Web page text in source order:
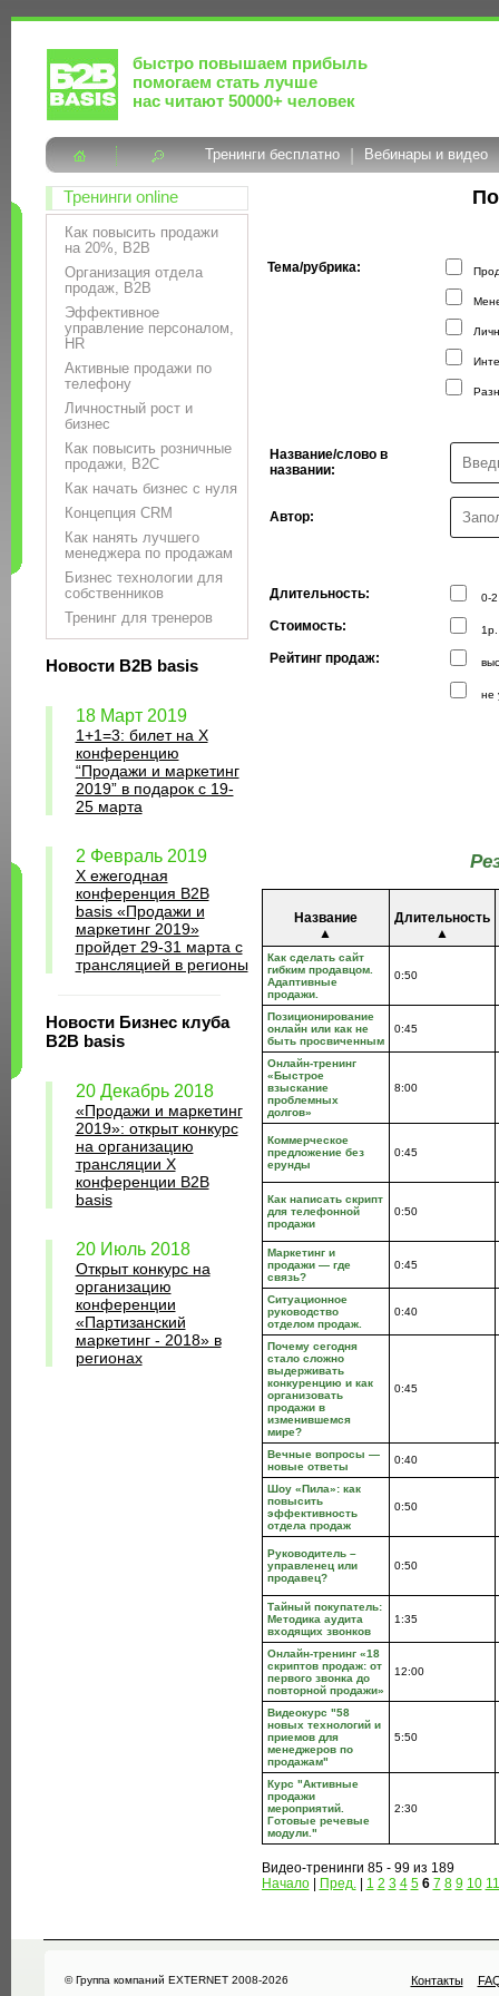
быстро повышаем прибыль
помогаем стать лучше
нас читают 50000+ человек
Тренинги бесплатно Вебинары и видео
Тренинги online
Как повысить продажи
на 20%, B2B
Организация отдела
продаж, B2B
Эффективное
управление персоналом,
HR
Активные продажи по
телефону
Личностный рост и
бизнес
Как повысить розничные
продажи, B2C
Как начать бизнес с нуля
Концепция CRM
Как нанять лучшего
менеджера по продажам
Бизнес технологии для
собственников
Тренинг для тренеров
Новости B2B basis
18 Март 2019
1+1=3: билет на Х
конференцию
“Продажи и маркетинг
2019” в подарок с 19-
25 марта
2 Февраль 2019
X ежегодная
конференция B2B
basis «Продажи и
маркетинг 2019»
пройдет 29-31 марта с
трансляцией в регионы
Новости Бизнес клуба
B2B basis
20 Декабрь 2018
«Продажи и маркетинг
2019»: открыт конкурс
на организацию
трансляции X
конференции B2B
basis
20 Июль 2018
Открыт конкурс на
организацию
конференции
«Партизанский
маркетинг - 2018» в
регионах
Тема/рубрика:
Название/слово в
названии:
Автор:
Длительность: 0-
Стоимость:
Рейтинг продаж:
не
Название
▲
Длительность
▲
Как сделать сайт
гибким продавцом.
Адаптивные
продажи.
0:50
Позиционирование
онлайн или как не
быть просвиченным
0:45
Онлайн-тренинг
«Быстрое
взыскание
проблемных
долгов»
8:00
Коммерческое
предложение без
ерунды
0:45
Как написать скрипт
для телефонной
продажи
0:50
Маркетинг и
продажи — где
связь?
0:45
Ситуационное
руководство
отделом продаж.
0:40
Почему сегодня
стало сложно
выдерживать
конкуренцию и как
организовать
продажи в
изменившемся
мире?
0:45
Вечные вопросы —
новые ответы
0:40
Шоу «Пила»: как
повысить
эффективность
отдела продаж
0:50
Руководитель –
управленец или
продавец?
0:50
Тайный покупатель:
Методика аудита
входящих звонков
1:35
Онлайн-тренинг «18
скриптов продаж: от
первого звонка до
повторной продажи»
12:00
Видеокурс "58
новых технологий и
приемов для
менеджеров по
продажам"
5:50
Курс "Активные
продажи
мероприятий.
Готовые речевые
модули."
2:30
Видео-тренинги 85 - 99 из 189
Начало| Пред.| 1 2 3 4 5 6 7 8 9 10 11
© Группа компаний EXTERNET 2008-2026 Контакты